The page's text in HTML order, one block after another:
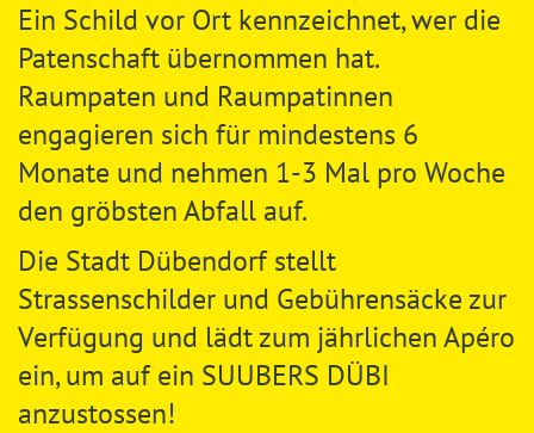
Ein Schild vor Ort kennzeichnet, wer die
Patenschaft übernommen hat.
Raumpaten und Raumpatinnen
engagieren sich für mindestens 6
Monate und nehmen 1-3 Mal pro Woche
den gröbsten Abfall auf.
Die Stadt Dübendorf stellt
Strassenschilder und Gebührensäcke zur
Verfügung und lädt zum jährlichen Apéro
ein, um auf ein SUUBERS DÜBI
anzustossen!